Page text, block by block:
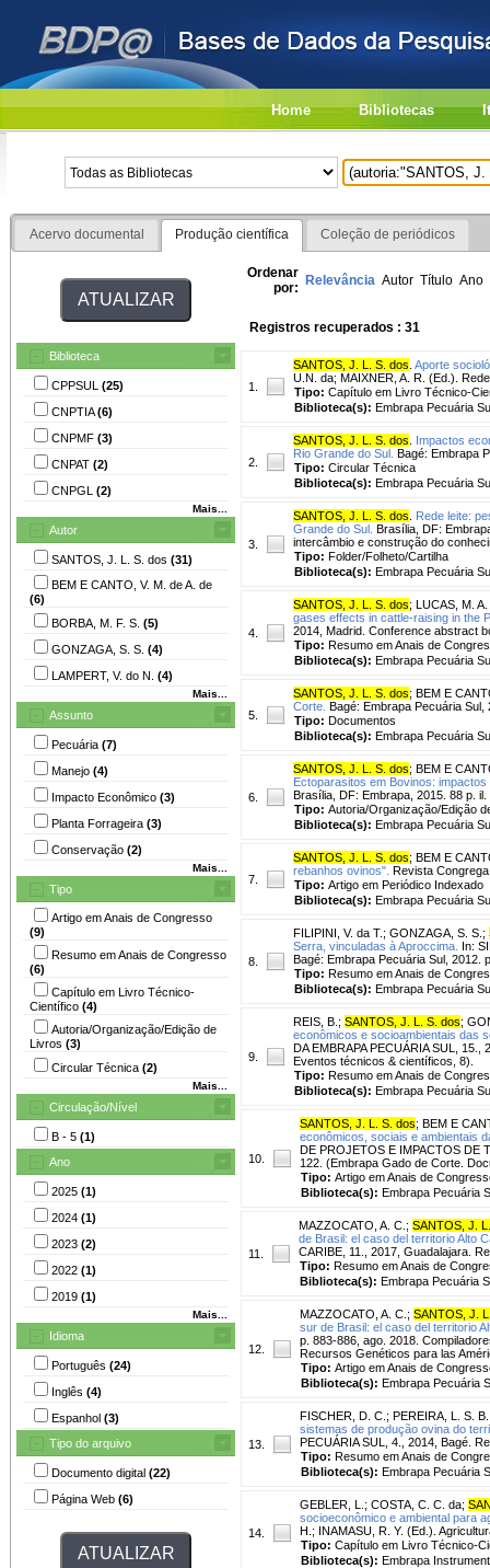
Home Bibliotecas
Acervo documental Produção científica Coleção de periódicos
Biblioteca
CPPSUL (25)
CNPTIA(6)
CNPMF (3)
CNPAT (2)
CNPGL (2)
Mais...
Autor
SANTOS, J. L. S. dos (31)
BEM E CANTO, V. M. de A. de
(6)
BORBA, M. F. S. (5)
GONZAGA, S. S. (4)
LAMPERT, V. do N. (4)
Mais...
Assunto
Pecuária (7)
Manejo (4)
Impacto Econômico (3)
Planta Forrageira (3)
Conservação (2)
Mais...
Tipo
Artigo em Anais de Congresso
(9)
Resumo em Anais de Congresso
(6)
Capítulo em Livro Técnico-
Científico (4)
Autoria/Organização/Edição de
Livros (3)
Circular Técnica (2)
Mais...
Circulação/Nível
B - 5 (1)
Ano
2025 (1)
2024 (1)
2023 (2)
2022 (1)
2019 (1)
Mais...
Idioma
Português (24)
Inglês (4)
Espanhol (3)
Tipo do arquivo
Documento digital (22)
Página Web (6)
Ordenar
por: Relevância Autor Título Ano
Registros recuperados : 31
1.
SANTOS, J. L. S. dos Aporte
U.N. da; MAIXNER, A. R. (Ed.).
Tipo: Capítulo em Livro Técnico-
Biblioteca(s): Embrapa Pecuária
2.
SANTOS, J. L. S. dos
Impactos
Rio Grande do Sul. Bagé: Embrapa
Tipo: Circular Técnica
Biblioteca(s): Embrapa Pecuária
3.
SANTOS, J. L. S. dos
Rede leite:
Grande do Sul. Brasília, DF:
intercâmbio e construção do
Tipo: Folder/Folheto/Cartilha
Biblioteca(s): Embrapa Pecuária
4.
SANTOS, J. L. S. dos; LUCAS, M. A.
gases effects in cattle-raising in the
2014, Madrid. Conference abstract
Tipo: Resumo em Anais de
Biblioteca(s): Embrapa Pecuária
5.
SANTOS, J. L. S. dos; BEM E
Corte. Bagé: Embrapa Pecuária
Tipo: Documentos
Biblioteca(s): Embrapa Pecuária
6.
SANTOS, J. L. S. dos; BEM E
Ectoparasitos em Bovinos:
Brasília, DF: Embrapa, 2015. 88 p. il.
Tipo: Autoria/Organização/Edição
Biblioteca(s): Embrapa Pecuária
7.
SANTOS, J. L. S. dos; BEM E
rebanhos ovinos". Revista
Tipo: Artigo em Periódico Indexado
Biblioteca(s): Embrapa Pecuária
8.
FILIPINI, V. da T. ; GONZAGA, S. S. ;
Serra, vinculadas à Aproccima. In:
Bagé: Embrapa Pecuária Sul, 2012.
Tipo: Resumo em Anais de
Biblioteca(s): Embrapa Pecuária
9.
REIS, B. ; SANTOS, J. L. S. dos;
econômicos e socioambientais das
DA EMBRAPA PECUÁRIA SUL,
Eventos técnicos & científicos, 8).
Tipo: Resumo em Anais de
Biblioteca(s): Embrapa Pecuária
10.
SANTOS, J. L. S. dos; BEM E
econômicos, sociais e ambientais
DE PROJETOS E IMPACTOS DE
122. (Embrapa Gado de Corte.
Tipo: Artigo em Anais de
Biblioteca(s): Embrapa Pecuária
11.
MAZZOCATO, A. C. ; SANTOS, J.
de Brasil: el caso del territorio Alto
CARIBE, 11., 2017, Guadalajara.
Tipo: Resumo em Anais de
Biblioteca(s): Embrapa Pecuária
12.
MAZZOCATO, A. C. ; SANTOS, J.
sur de Brasil: el caso del territorio
p. 883-886, ago. 2018.
Recursos Genéticos para las
Tipo: Artigo em Anais de
Biblioteca(s): Embrapa Pecuária
13.
FISCHER, D. C. ; PEREIRA, L. S. B.
sistemas de produção ovina do
PECUÁRIA SUL, 4., 2014, Bagé.
Tipo: Resumo em Anais de
Biblioteca(s): Embrapa Pecuária
14.
GEBLER, L. ; COSTA, C. C. da;
socioeconômico e ambiental para
H.; INAMASU, R. Y. (Ed.).
Tipo: Capítulo em Livro Técnico-
Biblioteca(s): Embrapa